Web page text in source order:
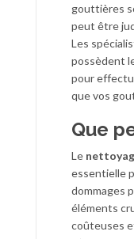
gouttières
peut être
Les
possèdent
pour
que vos
Que
Le
essentielle
dommages
éléments
coûteuses